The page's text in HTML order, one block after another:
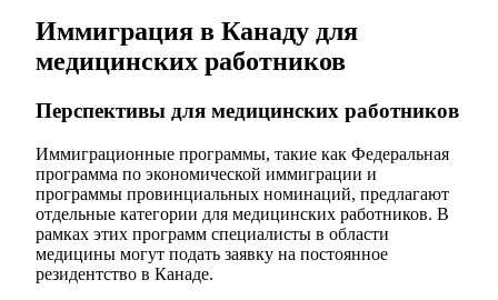
Иммиграция в Канаду для
медицинских работников
Перспективы для медицинских работников
Иммиграционные программы, такие как Федеральная
программа по экономической иммиграции и
программы провинциальных номинаций, предлагают
отдельные категории для медицинских работников. В
рамках этих программ специалисты в области
медицины могут подать заявку на постоянное
резидентство в Канаде.